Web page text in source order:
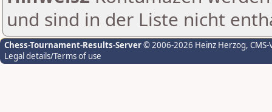
und sind in der Liste nicht
Chess-Tournament-Results-Server© 2006-2026 Heinz Herzog,
Legal details/Terms of use